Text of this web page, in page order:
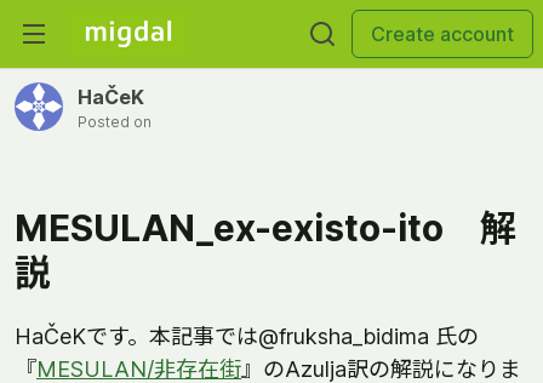
Create account
HaČeK
Posted on
MESULAN_ex-existo-ito 解
説
HaČeKです。本記事では@fruksha_bidima 氏の
『MESULAN/非存在街』のAzulja訳の解説になりま